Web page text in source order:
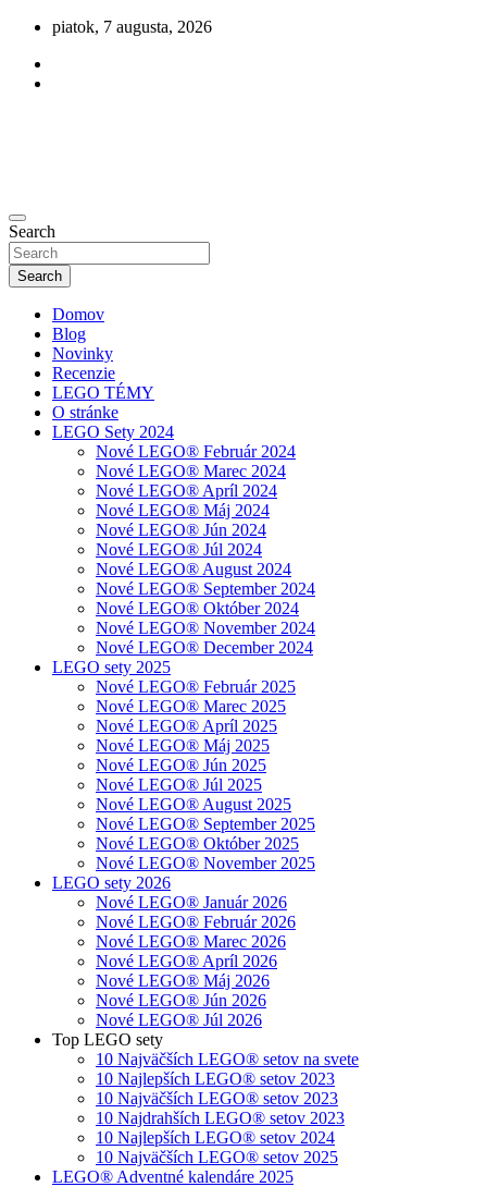
Skip
content
piatok, 7 augusta, 2026
olegu.sk
Novinky zo sveta LEGO
Search
Search
Domov
Blog
Novinky
Recenzie
LEGO TÉMY
O stránke
LEGO Sety 2024
Nové LEGO® Február 2024
Nové LEGO® Marec 2024
Nové LEGO® Apríl 2024
Nové LEGO® Máj 2024
Nové LEGO® Jún 2024
Nové LEGO® Júl 2024
Nové LEGO® August 2024
Nové LEGO® September 2024
Nové LEGO® Október 2024
Nové LEGO® November 2024
Nové LEGO® December 2024
LEGO sety 2025
Nové LEGO® Február 2025
Nové LEGO® Marec 2025
Nové LEGO® Apríl 2025
Nové LEGO® Máj 2025
Nové LEGO® Jún 2025
Nové LEGO® Júl 2025
Nové LEGO® August 2025
Nové LEGO® September 2025
Nové LEGO® Október 2025
Nové LEGO® November 2025
LEGO sety 2026
Nové LEGO® Január 2026
Nové LEGO® Február 2026
Nové LEGO® Marec 2026
Nové LEGO® Apríl 2026
Nové LEGO® Máj 2026
Nové LEGO® Jún 2026
Nové LEGO® Júl 2026
Top LEGO sety
10 Najväčších LEGO® setov na svete
10 Najlepších LEGO® setov 2023
10 Najväčších LEGO® setov 2023
10 Najdrahších LEGO® setov 2023
10 Najlepších LEGO® setov 2024
10 Najväčších LEGO® setov 2025
LEGO® Adventné kalendáre 2025